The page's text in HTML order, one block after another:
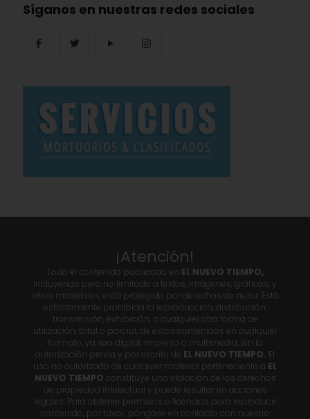
Síganos en nuestras redes sociales
¡Atención!
Todo el contenido publicado en EL NUEVO TIEMPO,
incluyendo pero no limitado a textos, imágenes, gráficos, y
otros materiales, está protegido por derechos de autor. Está
estrictamente prohibida la reproducción, distribución,
transmisión, exhibición, o cualquier otra forma de
utilización, total o parcial, de estos contenidos en cualquier
formato, ya sea digital, impreso o multimedia, sin la
autorización previa y por escrito de EL NUEVO TIEMPO. El
uso no autorizado de cualquier material perteneciente a EL
NUEVO TIEMPO constituye una violación de los derechos
de propiedad intelectual y puede resultar en acciones
legales. Para obtener permisos o licencias para reproducir
contenido, por favor, póngase en contacto con nuestro